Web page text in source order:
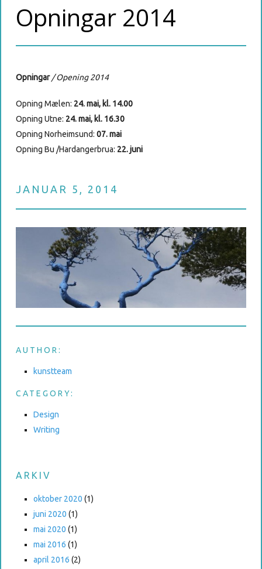
Opningar 2014
Opningar/Opening 2014
Opning Mælen: 24. mai, kl. 14.00
Opning Utne: 24. mai, kl. 16.30
Opning Norheimsund: 07. mai
Opning Bu /Hardangerbrua: 22. juni
JANUAR 5, 2014
AUTHOR:
kunstteam
CATEGORY:
Design
Writing
ARKIV
oktober 2020 (1)
juni 2020 (1)
mai 2020 (1)
mai 2016 (1)
april 2016 (2)